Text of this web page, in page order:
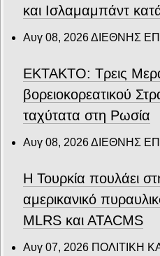
και Ισλαμαμπάντ
Αυγ 08, 2026ΔΙΕΘΝΗΣ
ΕΚΤΑΚΤΟ: Τρεις
βορειοκορεατικού
ταχύτατα στη Ρωσία
Αυγ 08, 2026ΔΙΕΘΝΗΣ
Η Τουρκία πουλάει
αμερικανικό
MLRS και ΑΤΑCMS
Αυγ 07, 2026 ΠΟΛΙΤΙΚΗ